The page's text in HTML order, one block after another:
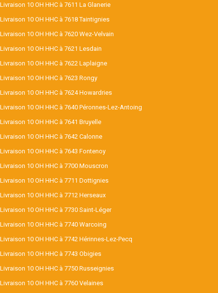
Livraison 10 OH HHC à 7611 La Glanerie
Livraison 10 OH HHC à 7618 Taintignies
Livraison 10 OH HHC à 7620 Wez-Velvain
Livraison 10 OH HHC à 7621 Lesdain
Livraison 10 OH HHC à 7622 Laplaigne
Livraison 10 OH HHC à 7623 Rongy
Livraison 10 OH HHC à 7624 Howardries
Livraison 10 OH HHC à 7640 Péronnes-Lez-Antoing
Livraison 10 OH HHC à 7641 Bruyelle
Livraison 10 OH HHC à 7642 Calonne
Livraison 10 OH HHC à 7643 Fontenoy
Livraison 10 OH HHC à 7700 Mouscron
Livraison 10 OH HHC à 7711 Dottignies
Livraison 10 OH HHC à 7712 Herseaux
Livraison 10 OH HHC à 7730 Saint-Léger
Livraison 10 OH HHC à 7740 Warcoing
Livraison 10 OH HHC à 7742 Hérinnes-Lez-Pecq
Livraison 10 OH HHC à 7743 Obigies
Livraison 10 OH HHC à 7750 Russeignies
Livraison 10 OH HHC à 7760 Velaines